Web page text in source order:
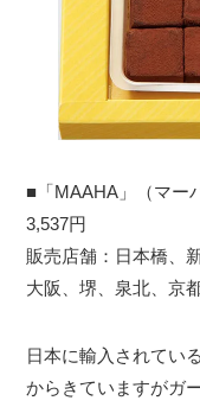
■「MAAHA」（マー
3,537円
販売店舗：日本橋、
大阪、堺、泉北、京
日本に輸入されてい
からきていますがガ